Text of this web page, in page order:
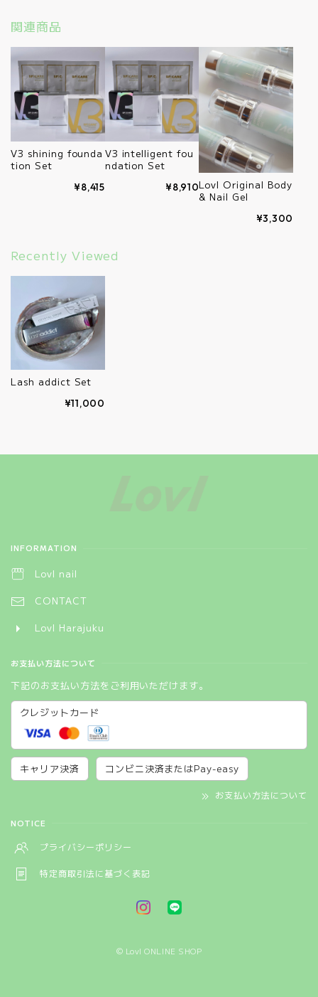
関連商品
V3 shining founda
tion Set
¥8,415
V3 intelligent fou
ndation Set
¥8,910Lovl Original Body
& Nail Gel
¥3,300
Recently Viewed
Lash addict Set
¥11,000
INFORMATION
Lovl nail
CONTACT
Lovl Harajuku
お支払い方法について
下記のお支払い方法をご利用いただけます。
クレジットカード
キャリア決済 コンビニ決済またはPay-easy
お支払い方法について
NOTICE
プライバシーポリシー
特定商取引法に基づく表記
© Lovl ONLINE SHOP